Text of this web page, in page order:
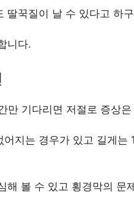
딸꾹질이 날 수 있다고 하
니다.
만 기다리면 저절로 증상
지는 경우가 있고 길게는
해 볼 수 있고 횡경막의 문